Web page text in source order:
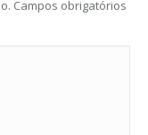
Campos obrigatórios